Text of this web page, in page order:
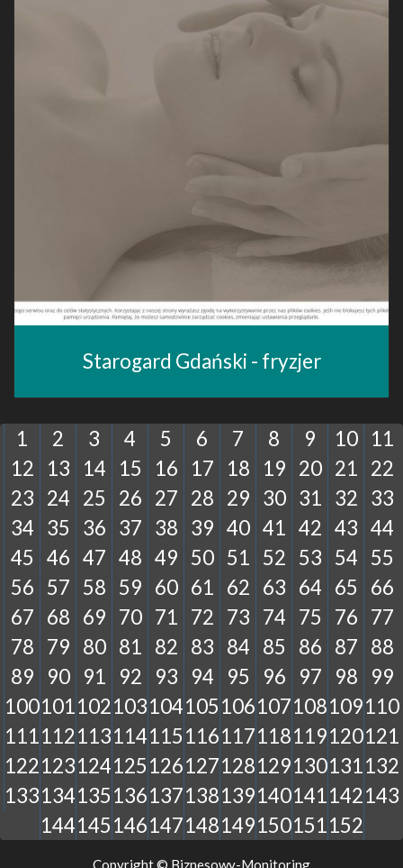
Starogard Gdański - fryzjer
1 2 3 4 5 6 7 8 9 10
11
12
13 14 15 16 17 18 19 20 21 22
23 24 25 26 27 28 29 30 31 32 33
34 35 36 37 38 39 40 41 42 43 44
45 46 47 48 49 50 51 52 53 54 55
56 57 58 59 60 61 62 63 64 65
66
67 68 69 70 71 72 73 74 75 76 77
78 79 80 81 82 83 84 85 86 87 88
89
90 91 92 93 94 95 96 97 98
99
100101102103104105106107108109110
111112113114115116117118119120121
122123124125126127128129130131132
133134135136137138139140141142143
144145146147148149150151152
Copyright © Biznesowy-Monitoring